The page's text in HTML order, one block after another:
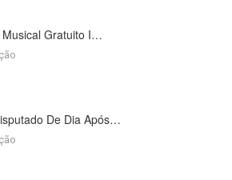
Gratuito I…
De Dia Após…